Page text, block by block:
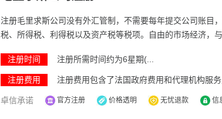
注册毛里求斯公司没有外汇管制，不需要每年提交公司账目
税、所得税、利得税以及资产税等税项。自由的市场经济，
注册时间
注册所需时间约为6星期(...
注册费用 注册费用包含了法国政府费用和代理机构服务
卓信承诺 官方注册 价格透明 无忧退款 信